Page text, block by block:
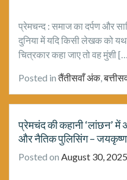
प्रेमचन्द : समाज का दर्पण और
दुनिया में यदि किसी लेखक को
चित्रकार कहा जाए तो वह मुंशी
Posted inतैंतीसवाँ अंक,
प्रेमचंद की कहानी ‘लांछन’ में
और नैतिक पुलिसिंग –
Posted on August 30, 2025